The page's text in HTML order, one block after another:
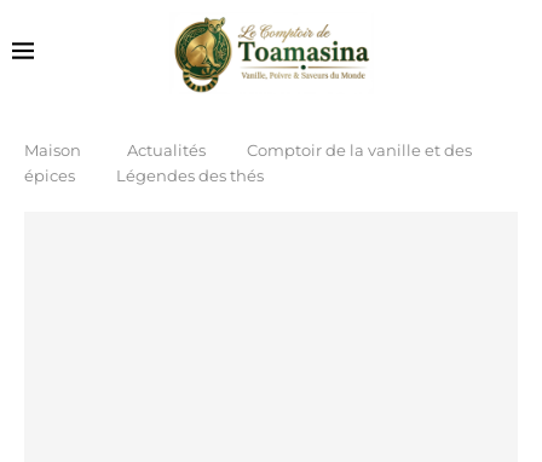
Maison Actualités
Comptoir de la vanille et des
épices
Légendes des thés